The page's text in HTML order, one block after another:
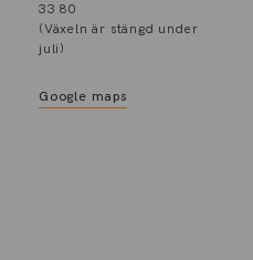
33 80
(Växeln är stängd under
juli)
Google maps